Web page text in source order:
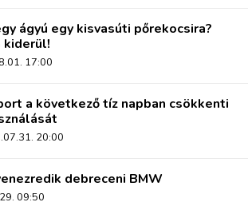
ágyú egy kisvasúti pőrekocsira?
kiderül!
17:00
a következő tíz napban csökkenti
20:00
debreceni BMW
09:50